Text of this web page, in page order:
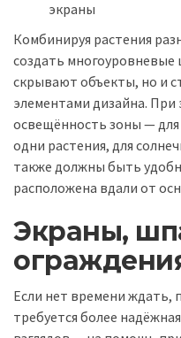
экраны
Комбинируя растения
создать
скрывают объекты, но и
элементами дизайна. При
освещённость зоны —
одни растения, для
также должны быть
расположена вдали от
Экраны,
Если нет времени ждать,
требуется более